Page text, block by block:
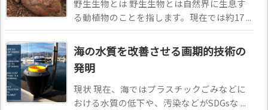
野生生物とは 野生生物とは自然界に生息す
る動植物のことを指します。現在では約17 ...
海の水質を改善させる画期的技術の
発明
現状 現在、海ではプラスチックごみなどに
おける水質の低下や、汚染などがSDGsな ...